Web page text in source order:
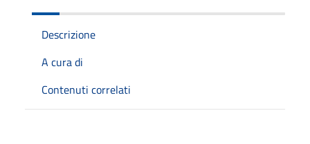
Descrizione
A cura di
Contenuti correlati